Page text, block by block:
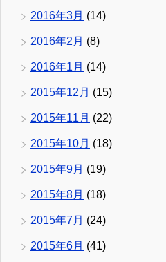
2016年3月 (14)
2016年2月 (8)
2016年1月 (14)
2015年12月 (15)
2015年11月 (22)
2015年10月 (18)
2015年9月 (19)
2015年8月 (18)
2015年7月 (24)
2015年6月 (41)